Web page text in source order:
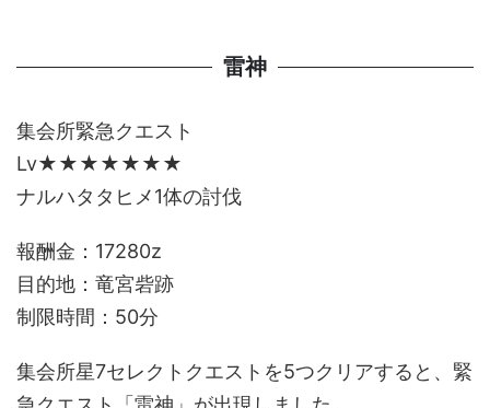
雷神
集会所緊急クエスト
Lv★★★★★★★
ナルハタタヒメ1体の討伐
報酬金：17280z
目的地：竜宮砦跡
制限時間：50分
集会所星7セレクトクエストを5つクリアすると、緊